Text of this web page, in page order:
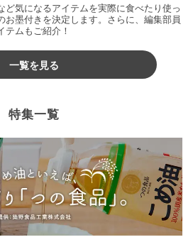
ど気になるアイテムを実際に食べたり使っ
お墨付きを決定します。さらに、編集部員
ムもご紹介！
一覧を見る
特集一覧